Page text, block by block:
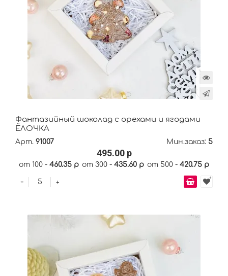
Фантазийный шоколад с орехами и ягодами
ЁЛОЧКА
Арт. 91007 Мин.заказ: 5
495.00 р
от 100 - 460.35 р от 300 - 435.60 р от 500 - 420.75 р
+
-